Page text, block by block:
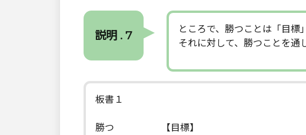
説明 . 7
ところで、勝つことは「目標
それに対して、勝つことを通
板書１
勝つ 【目標】